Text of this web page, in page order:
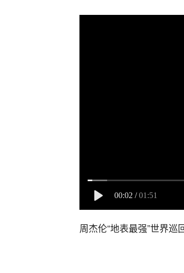
00:02 / 01:51
周杰伦“地表最强”世界